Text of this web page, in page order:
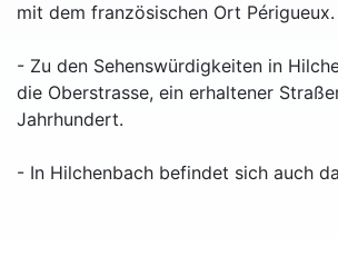
mit dem französischen Ort Périgueux.
- Zu den Sehenswürdigkeiten in
die Oberstrasse, ein erhaltener
Jahrhundert.
- In Hilchenbach befindet sich auch